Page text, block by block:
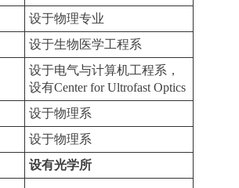
设于物理专业
设于生物医学工程系
设于电气与计算机工程系，
设有Center for Ultrofast Optics
设于物理系
设于物理系
设有光学所